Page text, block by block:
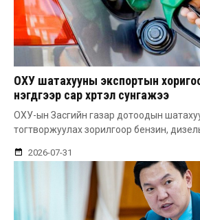
ОХУ шатахууны экспортын
нэгдүгээр сар хүртэл сунгажээ
ОХУ-ын Засгийн газар дотоодын
тогтворжуулах зорилгоор бензин,
2026-07-31